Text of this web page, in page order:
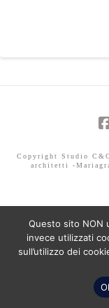
Copyright Studio
architetti -
Questo sito NON
invece utilizzati
sull’utilizzo dei